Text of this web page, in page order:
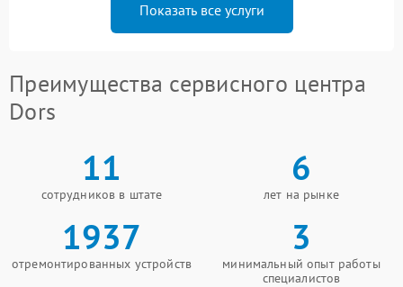
Показать все услуги
Преимущества сервисного центра
Dors
11
сотрудников в штате
6
лет на рынке
1937
отремонтированных устройств
3
минимальный опыт работы
специалистов